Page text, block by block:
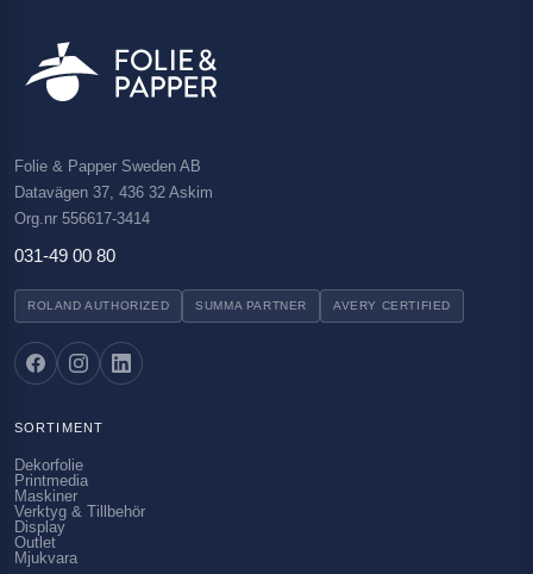
Folie & Papper Sweden AB
Datavägen 37, 436 32 Askim
Org.nr 556617-3414
031-49 00 80
ROLAND AUTHORIZED SUMMA PARTNER AVERY CERTIFIED
SORTIMENT
Dekorfolie
Printmedia
Maskiner
Verktyg & Tillbehör
Display
Outlet
Mjukvara